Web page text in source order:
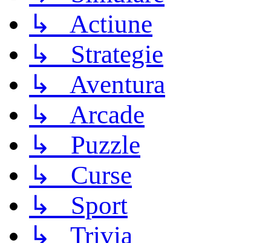
↳ Actiune
↳ Strategie
↳ Aventura
↳ Arcade
↳ Puzzle
↳ Curse
↳ Sport
↳ Trivia